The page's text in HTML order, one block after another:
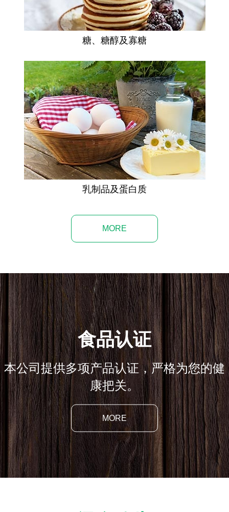
糖、糖醇及寡糖
乳制品及蛋白质
MORE
食品认证
本公司提供多项产品认证，严格为您的健
康把关。
MORE